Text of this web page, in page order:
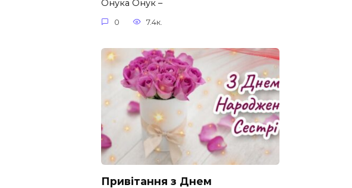
Онука Онук –
0 7.4к.
Привітання з Днем